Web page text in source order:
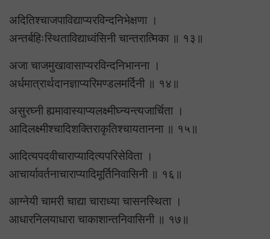
अदितिश्चाजपाविद्याप्यरविन्दनिभेक्षणा ।
अन्तर्बहिःस्थिताविद्याध्वंसिनी चान्तरात्मिका ॥ १३॥
अजा चाजमुखावासाप्यरविन्दनिभानना ।
अर्धमात्रार्थदानज्ञाप्यरिमण्डलमर्दिनी ॥ १४॥
असुरघ्नी ह्यमावास्याप्यलक्ष्मीघ्न्यन्त्यजार्चिता ।
आदिलक्ष्मीश्चादिशक्तिराकृतिश्चायतानना ॥ १५॥
आदित्यपदवीचाराप्यादित्यपरिसेविता ।
आचार्यावर्तनाचाराप्यादिमूर्तिनिवासिनी ॥ १६॥
आग्नेयी चामरी चाद्या चाराध्या चासनस्थिता ।
आधारनिलयाधारा चाकाशान्तनिवासिनी ॥ १७॥